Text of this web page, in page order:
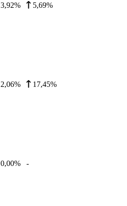
3,92% 5,69%
2,06% 17,45%
0,00% -